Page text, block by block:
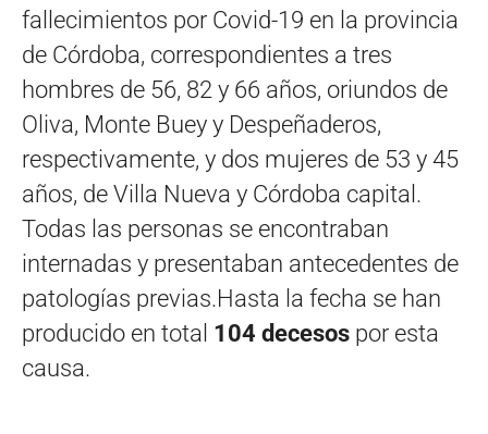
fallecimientos por Covid-19 en la provincia
de Córdoba, correspondientes a tres
hombres de 56, 82 y 66 años, oriundos de
Oliva, Monte Buey y Despeñaderos,
respectivamente, y dos mujeres de 53 y 45
años, de Villa Nueva y Córdoba capital.
Todas las personas se encontraban
internadas y presentaban antecedentes de
patologías previas.Hasta la fecha se han
producido en total 104 decesos por esta
causa.